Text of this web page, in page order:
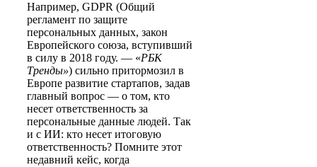
Например, GDPR (Общий
регламент по защите
персональных данных, закон
Европейского союза, вступивший
в силу в 2018 году. — «РБК
Тренды») сильно притормозил в
Европе развитие стартапов, задав
главный вопрос — о том, кто
несет ответственность за
персональные данные людей. Так
и с ИИ: кто несет итоговую
ответственность? Помните этот
недавний кейс, когда